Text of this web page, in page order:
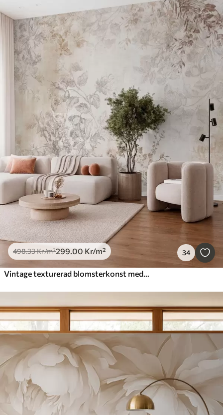
498.33Kr/m²299.00 Kr/m² 34
Vintage texturerad blomsterkonst med illustrationer av delikata trädgårdsblommor och blad i teckningsstil, mjuka pastellbeige och sepiafärger